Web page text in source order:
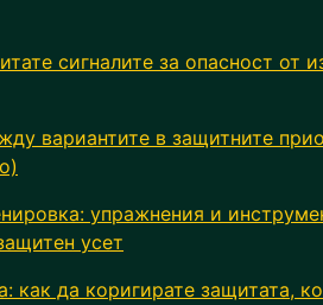
сигналите за опасност от
вариантите в защитните
упражнения и
усет
как да коригирате защитата,